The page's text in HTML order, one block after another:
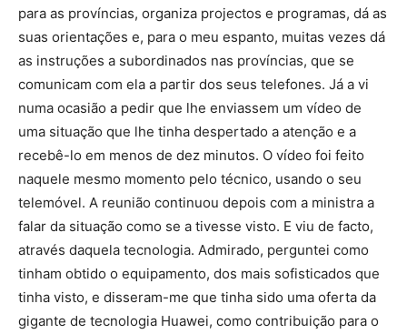
para as províncias, organiza projectos e programas, dá as
suas orientações e, para o meu espanto, muitas vezes dá
as instruções a subordinados nas províncias, que se
comunicam com ela a partir dos seus telefones. Já a vi
numa ocasião a pedir que lhe enviassem um vídeo de
uma situação que lhe tinha despertado a atenção e a
recebê-lo em menos de dez minutos. O vídeo foi feito
naquele mesmo momento pelo técnico, usando o seu
telemóvel. A reunião continuou depois com a ministra a
falar da situação como se a tivesse visto. E viu de facto,
através daquela tecnologia. Admirado, perguntei como
tinham obtido o equipamento, dos mais sofisticados que
tinha visto, e disseram-me que tinha sido uma oferta da
gigante de tecnologia Huawei, como contribuição para o